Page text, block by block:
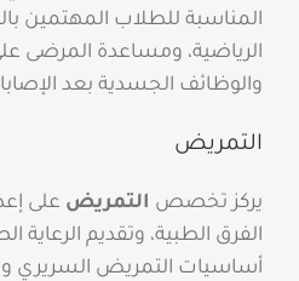
المناسبة للطلاب المهتمين
الرياضية، ومساعدة المرضى
والوظائف الجسدية بعد
التمريض
يركز تخصص التمريض على
الفرق الطبية، وتقديم
أساسيات التمريض السريري